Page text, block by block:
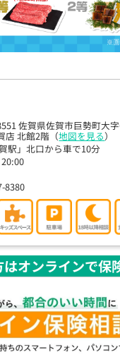
佐賀県佐賀市巨勢町大
店 北館2階（地図を見る）
駅」北口から車で10分
8380
オンラインで保